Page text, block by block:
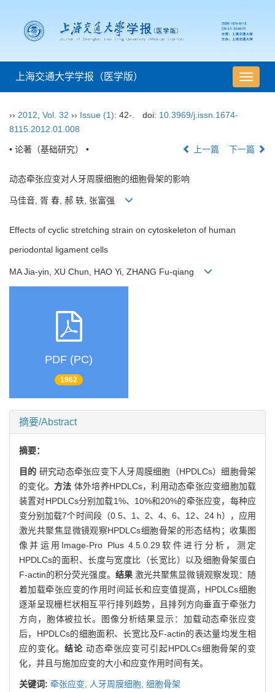
导
航
上海交通大学学报（医学版）
›› 2012 Vol. 32 ›› Issue (1): 42-. doi: 10.3969/j.issn.1674-
8115.2012.01.008
• 论著（基础研究） • 上一篇 下一篇
动态牵张应变对人牙周膜细胞的细胞骨架的影响
马佳音, 胥 春, 郝 轶, 张富强
Effects of cyclic stretching strain on cytoskeleton of human
periodontal ligament cells
MA Jia-yin, XU Chun, HAO Yi, ZHANG Fu-qiang
PDF (PC)
1962
摘要/Abstract
摘要：
目的 研究动态牵张应变下人牙周膜细胞（HPDLCs）细胞骨架
的变化。 方法 体外培养HPDLCs，利用动态牵张应变细胞加载
装置对HPDLCs分别加载1%、10%和20%的牵张应变，每种应
变分别加载7个时间段（0.5、1、2、4、6、12、24 h），应用
激光共聚焦显微镜观察HPDLCs细胞骨架的形态结构；收集图
像并运用Image-Pro Plus 4.5.0.29软件进行分析，测定
HPDLCs的面积、长度与宽度比（长宽比）以及细胞骨架蛋白
F-actin的积分荧光强度。 结果 激光共聚焦显微镜观察发现：随
着加载牵张应变的作用时间延长和应变值提高，HPDLCs细胞
逐渐呈现栅栏状相互平行排列趋势，且排列方向垂直于牵张力
方向，胞体被拉长。图像分析结果显示：加载动态牵张应变
后，HPDLCs的细胞面积、长宽比及F-actin的表达量均发生相
应的变化。结论 动态牵张应变可引起HPDLCs细胞骨架的变
化，并且与施加应变的大小和应变作用时间有关。
关键词: 牵张应变, 人牙周膜细胞, 细胞骨架